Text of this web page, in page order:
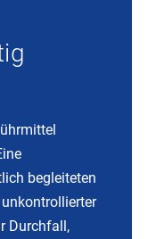
begleiteten
Durchfall,